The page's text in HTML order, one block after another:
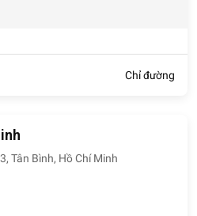
Chỉ đường
Tân Bình, Hồ Chí Minh